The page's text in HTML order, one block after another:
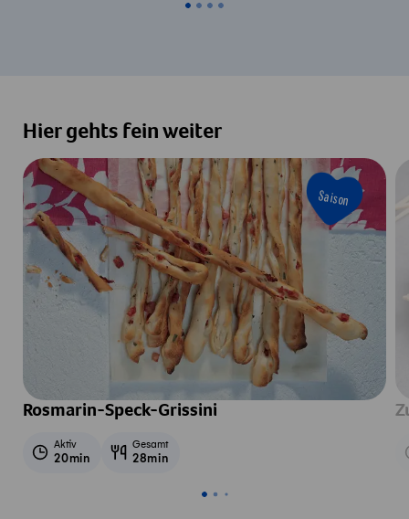
Hier gehts fein weiter
Saison
Rosmarin-Speck-Grissini
Aktiv
20min
Gesamt
28min